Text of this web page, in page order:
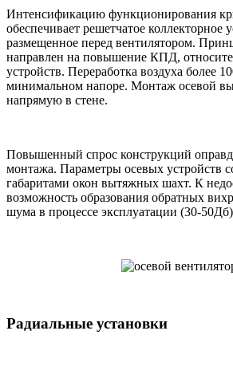
Интенсификацию функционирования
обеспечивает решетчатое коллекторное
размещенное перед вентилятором.
направлен на повышение КПД,
устройств. Переработка воздуха более
минимальном напоре. Монтаж осевой
напрямую в стене.
Повышенный спрос конструкций
монтажа. Параметры осевых устройств
габаритами окон вытяжных шахт. К
возможность образования обратных
шума в процессе эксплуатации (30-
Радиальные установки